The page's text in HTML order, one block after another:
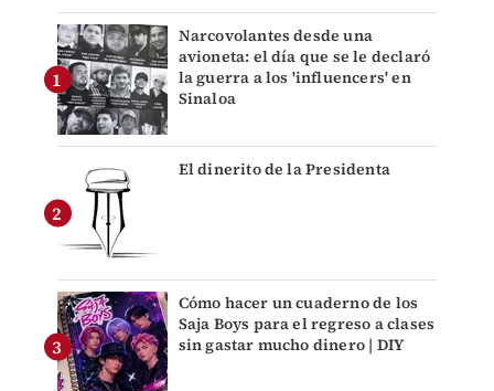
Narcovolantes desde una
avioneta: el día que se le declaró
la guerra a los 'influencers' en
Sinaloa
El dinerito de la Presidenta
Cómo hacer un cuaderno de los
Saja Boys para el regreso a clases
sin gastar mucho dinero | DIY